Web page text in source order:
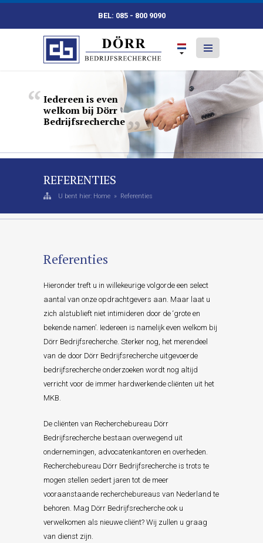
BEL: 085 - 800 9090
Iedereenis even
welkombij Dörr
Bedrijfsrecherche
REFERENTIES
U bent hier: Home » Referenties
Referenties
Hieronder treft u in willekeurige volgorde een select
aantal van onze opdrachtgevers aan. Maar laat u
zich alstublieft niet intimideren door de ‘grote en
bekende namen’. Iedereen is namelijk even welkom bij
Dörr Bedrijfsrecherche. Sterker nog, het merendeel
van de door Dörr Bedrijfsrecherche uitgevoerde
bedrijfsrecherche onderzoeken wordt nog altijd
verricht voor de immer hardwerkende cliënten uit het
MKB.
De cliënten van Recherchebureau Dörr
Bedrijfsrecherche bestaan overwegend uit
ondernemingen, advocatenkantoren en overheden.
Recherchebureau Dörr Bedrijfsrecherche is trots te
mogen stellen sedert jaren tot de meer
vooraanstaande recherchebureaus van Nederland te
behoren. Mag Dörr Bedrijfsrecherche ook u
verwelkomen als nieuwe cliënt? Wij zullen u graag
van dienst zijn.